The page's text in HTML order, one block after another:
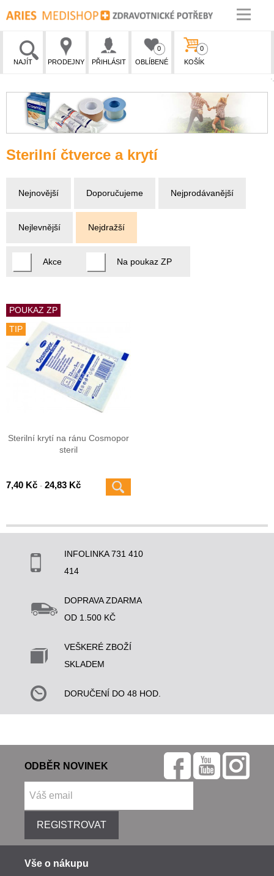
NAJÍT PRODEJNY PŘIHLÁSIT OBLÍBENÉ
0
KOŠÍK
0
Sterilní čtverce a krytí
Nejnovější Doporučujeme Nejprodávanější
Nejlevnější Nejdražší
Akce Na poukaz ZP
POUKAZ ZP
TIP
Sterilní krytí na ránu Cosmopor
steril
7,40 Kč - 24,83 Kč
INFOLINKA 731 410
414
DOPRAVA ZDARMA
OD 1.500 KČ
VEŠKERÉ ZBOŽÍ
SKLADEM
DORUČENÍ DO 48 HOD.
ODBĚR NOVINEK
REGISTROVAT
Vše o nákupu